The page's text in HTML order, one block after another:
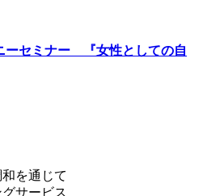
ーセミナー 『女性としての自
を通じて
サービス